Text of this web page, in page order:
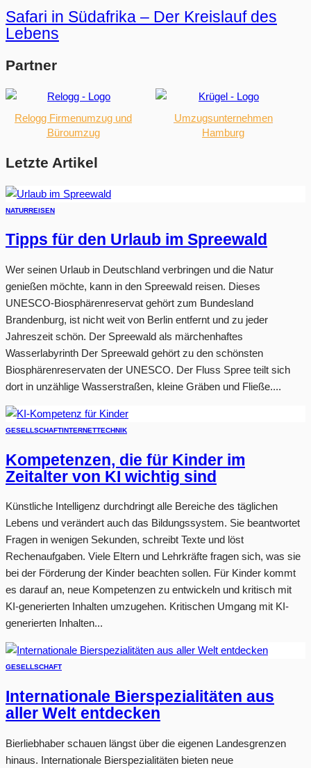
Safari in Südafrika – Der Kreislauf des
Lebens
Partner
Relogg Firmenumzug und
Büroumzug
Umzugsunternehmen
Hamburg
Letzte Artikel
NATURREISEN
Tipps für den Urlaub im Spreewald
Wer seinen Urlaub in Deutschland verbringen und die Natur
genießen möchte, kann in den Spreewald reisen. Dieses
UNESCO-Biosphärenreservat gehört zum Bundesland
Brandenburg, ist nicht weit von Berlin entfernt und zu jeder
Jahreszeit schön. Der Spreewald als märchenhaftes
Wasserlabyrinth Der Spreewald gehört zu den schönsten
Biosphärenreservaten der UNESCO. Der Fluss Spree teilt sich
dort in unzählige Wasserstraßen, kleine Gräben und Fließe....
GESELLSCHAFTINTERNETTECHNIK
Kompetenzen, die für Kinder im
Zeitalter von KI wichtig sind
Künstliche Intelligenz durchdringt alle Bereiche des täglichen
Lebens und verändert auch das Bildungssystem. Sie beantwortet
Fragen in wenigen Sekunden, schreibt Texte und löst
Rechenaufgaben. Viele Eltern und Lehrkräfte fragen sich, was sie
bei der Förderung der Kinder beachten sollen. Für Kinder kommt
es darauf an, neue Kompetenzen zu entwickeln und kritisch mit
KI-generierten Inhalten umzugehen. Kritischen Umgang mit KI-
generierten Inhalten...
GESELLSCHAFT
Internationale Bierspezialitäten aus
aller Welt entdecken
Bierliebhaber schauen längst über die eigenen Landesgrenzen
hinaus. Internationale Bierspezialitäten bieten neue